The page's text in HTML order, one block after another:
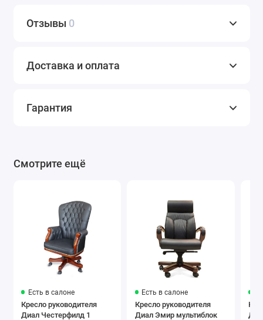
Отзывы 0
Доставка и оплата
Гарантия
Смотрите ещё
Есть в салоне
Кресло руководителя
Диал Честерфилд 1
Есть в салоне
Кресло руководителя
Диал Эмир мультиблок